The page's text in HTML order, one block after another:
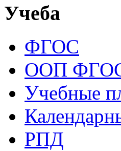
Учеба
ФГОС
ООП
Учебные
РПД